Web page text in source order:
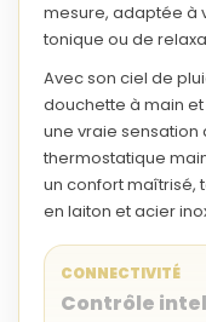
mesure, adaptée à
tonique ou de
Avec son ciel de
douchette à main et
une vraie
thermostatique
un confort maîtrisé,
en laiton etacier
CONNECTIVITÉ
Contrôle